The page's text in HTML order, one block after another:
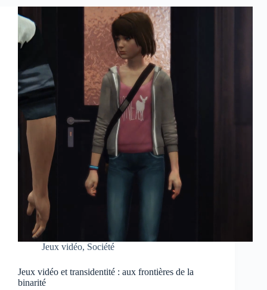
Jeux vidéo, Société
Jeux vidéo et transidentité : aux frontières de la
binarité